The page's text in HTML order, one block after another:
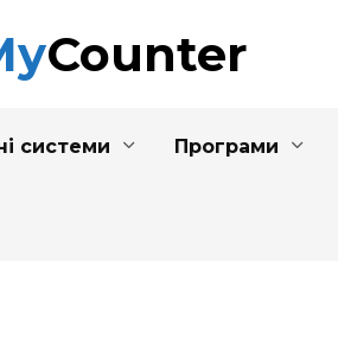
системи Програми